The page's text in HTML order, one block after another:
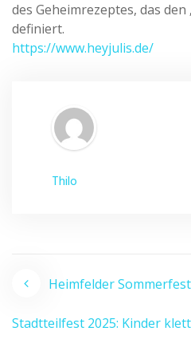
des Geheimrezeptes, das den
definiert.
https://www.heyjulis.de/
Thilo
Heimfelder Sommerfest
Stadtteilfest 2025: Kinder